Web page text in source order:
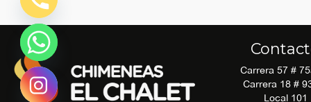
Carrera 57 #
Carrera 18 #
Local 101